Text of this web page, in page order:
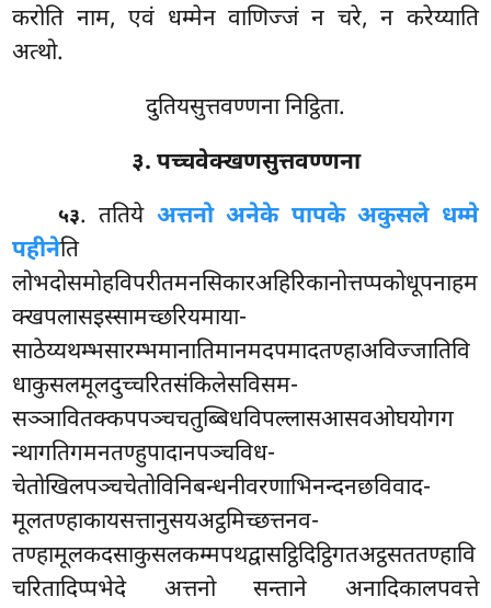
करोति नाम, एवं धम्मेन वाणिज्जं न चरे, न करेय्याति
अत्थो.
दुतियसुत्तवण्णना निट्ठिता.
३. पच्चवेक्खणसुत्तवण्णना
५३. ततिये अत्तनो अनेके पापके अकुसले धम्मे
पहीनेति
लोभदोसमोहविपरीतमनसिकारअहिरिकानोत्तप्पकोधूपनाहम
क्खपलासइस्सामच्छरियमाया-
साठेय्यथम्भसारम्भमानातिमानमदपमादतण्हाअविज्जातिवि
धाकुसलमूलदुच्चरितसंकिलेसविसम-
सञ्ञावितक्कपपञ्चचतुब्बिधविपल्लासआसवओघयोगग
न्थागतिगमनतण्हुपादानपञ्चविध-
चेतोखिलपञ्चचेतोविनिबन्धनीवरणाभिनन्दनछविवाद-
मूलतण्हाकायसत्तानुसयअट्ठमिच्छत्तनव-
तण्हामूलकदसाकुसलकम्मपथद्वासट्ठिदिट्ठिगतअट्ठसततण्हावि
चरितादिप्पभेदे अत्तनो सन्ताने अनादिकालपवत्ते